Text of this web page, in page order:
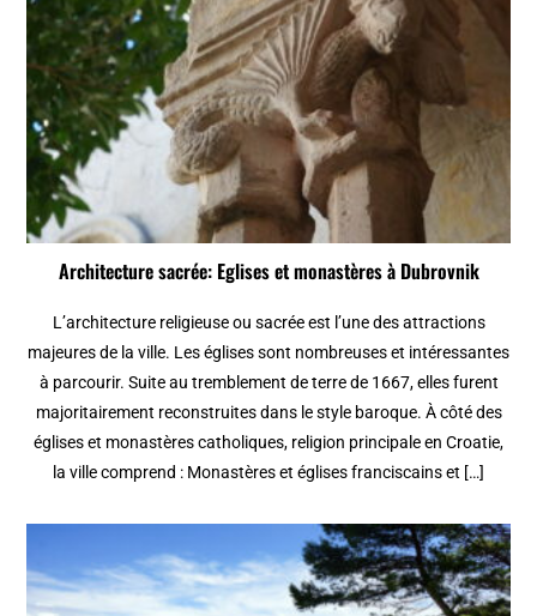
Architecture sacrée: Eglises et monastères à Dubrovnik
L’architecture religieuse ou sacrée est l’une des attractions
majeures de la ville. Les églises sont nombreuses et intéressantes
à parcourir. Suite au tremblement de terre de 1667, elles furent
majoritairement reconstruites dans le style baroque. À côté des
églises et monastères catholiques, religion principale en Croatie,
la ville comprend : Monastères et églises franciscains et […]